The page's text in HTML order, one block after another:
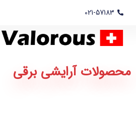
021-57183
محصولات آرایشی برقی